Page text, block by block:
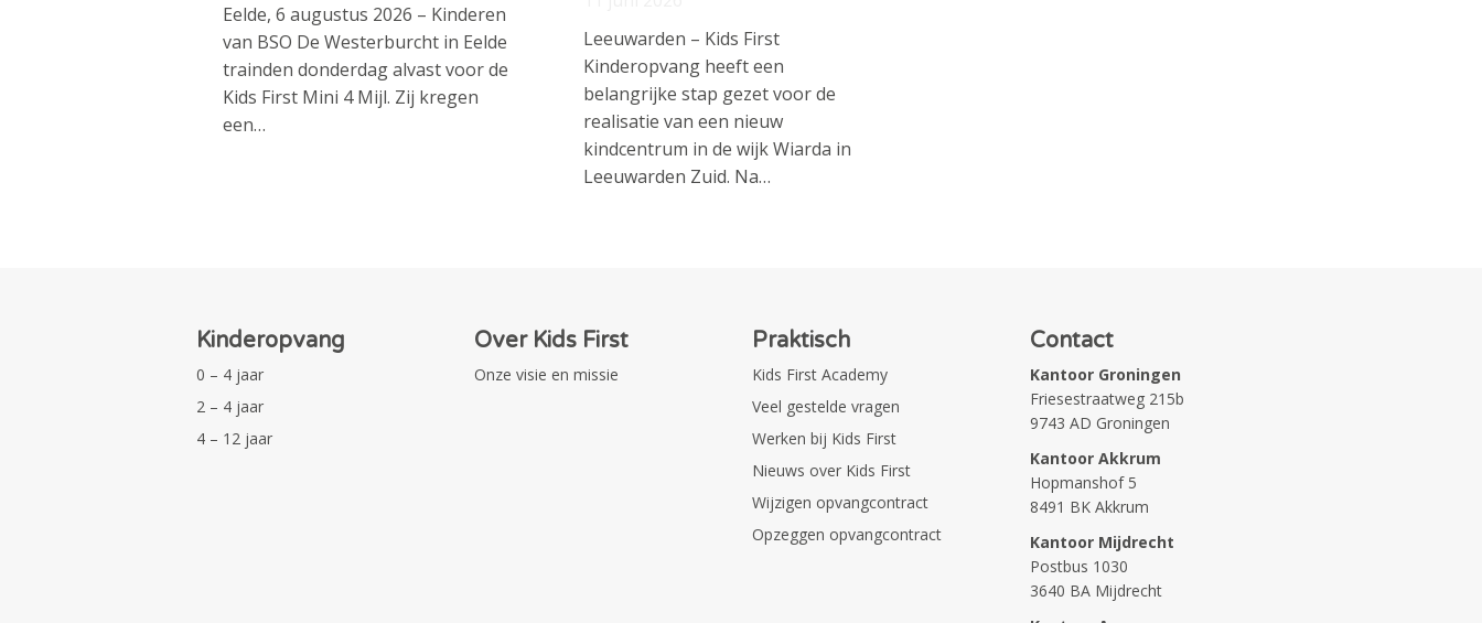
Eelde, 6 augustus 2026 – Kinderen
van BSO De Westerburcht in Eelde
trainden donderdag alvast voor de
Kids First Mini 4 Mijl. Zij kregen
een…
Leeuwarden – Kids First
Kinderopvang heeft een
belangrijke stap gezet voor de
realisatie van een nieuw
kindcentrum in de wijk Wiarda in
Leeuwarden Zuid. Na…
Kinderopvang
0 – 4 jaar
2 – 4 jaar
4 – 12 jaar
Over Kids First
Onze visie en missie
Praktisch
Kids First Academy
Veel gestelde vragen
Werken bij Kids First
Nieuws over Kids First
Wijzigen opvangcontract
Opzeggen opvangcontract
Contact
Kantoor Groningen
Friesestraatweg 215b
9743 AD Groningen
Kantoor Akkrum
Hopmanshof 5
8491 BK Akkrum
Kantoor Mijdrecht
Postbus 1030
3640 BA Mijdrecht